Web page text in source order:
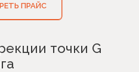
ПРАЙС
точки G